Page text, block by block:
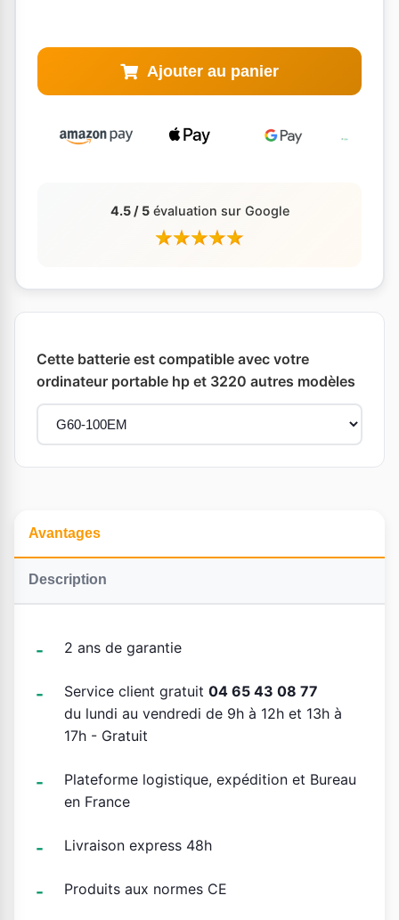
Ajouter au panier
4.5 / 5évaluation sur Google
Cette batterie est compatible avec votre
ordinateur portable hp et 3220 autres modèles
Avantages
Description
2 ans de garantie
Service client gratuit 04 65 43 08 77
du lundi au vendredi de 9h à 12h et 13h à
17h - Gratuit
Plateforme logistique, expédition et Bureau
en France
Livraison express 48h
Produits aux normes CE